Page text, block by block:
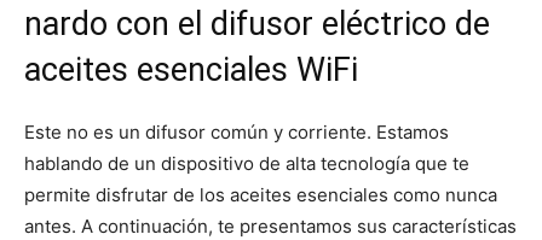
nardo con el difusor eléctrico de
aceites esenciales WiFi
Este no es un difusor común y corriente. Estamos
hablando de un dispositivo de alta tecnología que te
permite disfrutar de los aceites esenciales como nunca
antes. A continuación, te presentamos sus características